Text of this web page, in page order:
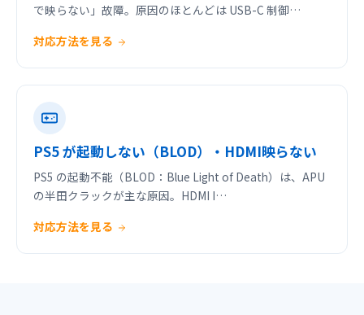
で映らない」故障。原因のほとんどは USB-C 制御…
対応方法を見る
PS5 が起動しない（BLOD）・HDMI映らない
PS5 の起動不能（BLOD：Blue Light of Death）は、APU
の半田クラックが主な原因。HDMI I…
対応方法を見る